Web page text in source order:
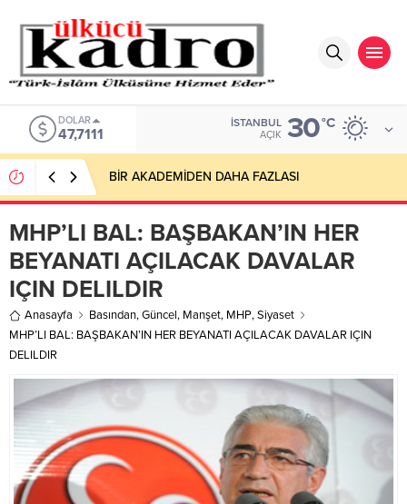
DOLAR
47,7111
İSTANBUL
AÇIK 30°C
BİR AKADEMİDEN DAHA FAZLASI
MHP’LI BAL: BAŞBAKAN’IN HER
BEYANATI AÇILACAK DAVALAR
IÇIN DELILDIR
Anasayfa Basından,Güncel, Manşet, MHP,Siyaset
MHP’LI BAL: BAŞBAKAN’IN HER BEYANATI AÇILACAK DAVALAR IÇIN
DELILDIR